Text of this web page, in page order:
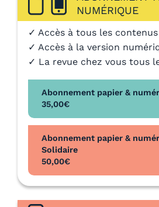
NUMÉRIQUE
✓ Accès à tous les
✓ Accès à la version
✓ La revue chez vous tous
Abonnement papier &
35,00€
Abonnement papier &
Solidaire
50,00€